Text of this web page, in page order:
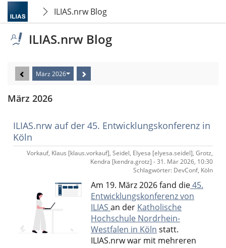
ILIAS.nrw Blog
ILIAS.nrw Blog
März 2026
März 2026
ILIAS.nrw auf der 45. Entwicklungskonferenz in
Köln
Vorkauf, Klaus [klaus.vorkauf], Seidel, Elyesa [elyesa.seidel], Grotz,
Kendra [kendra.grotz] - 31. Mär 2026, 10:30
Schlagwörter: DevConf, Köln
Am 19. März 2026 fand die45.
Entwicklungskonferenz von
ILIAS an der Katholische
Hochschule Nordrhein-
Westfalen in Köln statt.
ILIAS.nrwwar mit mehreren